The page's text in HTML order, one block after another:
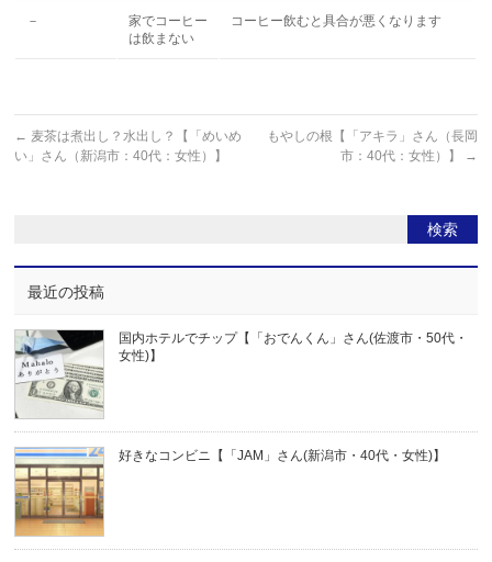
－
家でコーヒー
は飲まない
コーヒー飲むと具合が悪くなります
← 麦茶は煮出し？水出し？【「めいめ
い」さん（新潟市：40代：女性）】
もやしの根【「アキラ」さん（長岡
市：40代：女性）】
→
最近の投稿
国内ホテルでチップ【「おでんくん」さん(佐渡市・50代・
女性)】
好きなコンビニ【「JAM」さん(新潟市・40代・女性)】